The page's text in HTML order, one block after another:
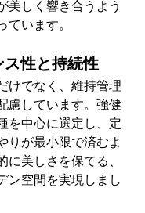
美しく響き合うよう
ています。
性と持続性
けでなく、維持管理
慮しています。強健
を中心に選定し、定
りが最小限で済むよ
に美しさを保てる、
ン空間を実現しまし